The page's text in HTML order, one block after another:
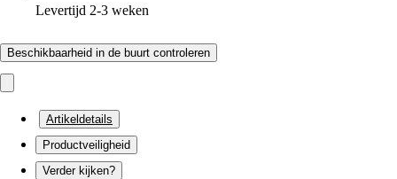
Levertijd 2-3 weken
Beschikbaarheid in de buurt controleren
Artikeldetails
Productveiligheid
Verder kijken?